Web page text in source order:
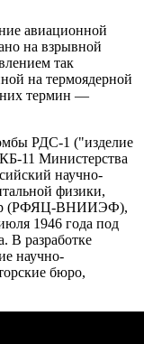
авиационной
на взрывной
так
на термоядерной
них термин —
РДС-1 ("изделие
11 Министерства
научно-
физики,
(РФЯЦ-ВНИИЭФ),
1946 года под
В разработке
научно-
бюро,